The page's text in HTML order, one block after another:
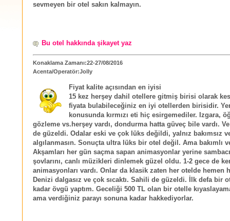
sevmeyen bir otel sakın kalmayın.
Bu otel hakkında şikayet yaz
Konaklama Zamanı:22-27/08/2016
Acenta/Operatör:Jolly
Fiyat kalite açısından en iyisi
15 kez herşey dahil otellere gitmiş birisi olarak
fiyata bulabileceğiniz en iyi otellerden birisidir.
konusunda kırmızı eti hiç esirgemediler. Izgara,
gözleme vs.herşey vardı, dondurma hatta güveç bile vardı.
de güzeldi. Odalar eski ve çok lüks değildi, yalnız bakımsız
algılanmasın. Sonuçta ultra lüks bir otel değil. Ama bakımlı
Akşamları her gün saçma sapan animasyonlar yerine
şovlarını, canlı müzikleri dinlemek güzel oldu. 1-2 gece de
animasyonları vardı. Onlar da klasik zaten her otelde hemen
Denizi dalgasız ve çok sıcaktı. Sahili de güzeldi. İlk defa bir
kadar övgü yaptım. Geceliği 500 TL olan bir otelle
ama verdiğiniz parayı sonuna kadar hakkediyorlar.